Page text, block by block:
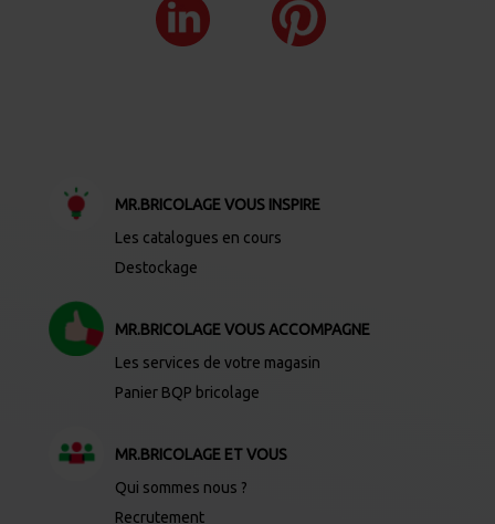
MR.BRICOLAGE VOUS INSPIRE
Les catalogues en cours
Destockage
MR.BRICOLAGE VOUS ACCOMPAGNE
Les services de votre magasin
Panier BQP bricolage
MR.BRICOLAGE ET VOUS
Qui sommes nous ?
Recrutement